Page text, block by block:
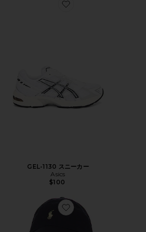
Favorite GEL-1130 スニーカー
GEL-1130 スニーカー
Asics
$100
Favorite ハット